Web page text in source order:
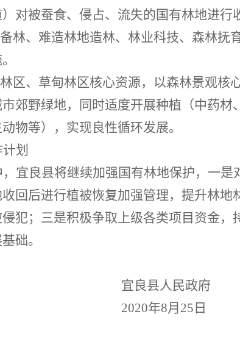
对被蚕食、侵占、流失的国有林地进行
林、难造林地造林、林业科技、森林抚
区、草甸林区核心资源，以森林景观核
郊野绿地，同时适度开展种植（中药
物等），实现良性循环发展。
划
宜良县将继续加强国有林地保护，一
回后进行植被恢复加强管理，提升林
犯；三是积极争取上级各类项目资金
础。
宜良县人民政府
2020年8月 25 日